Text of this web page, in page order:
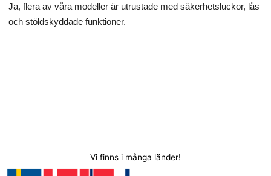
Ja, flera av våra modeller är utrustade med säkerhetsluckor, lås
och stöldskyddade funktioner.
Vi finns i många länder!